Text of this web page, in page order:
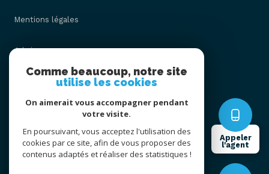
Appeler
l'agent
Mentions légales
Admin
Nos honoraires
Cookies
Comme beaucoup, notre site
utilise les cookies
On aimerait vous accompagner pendant
votre visite.
En poursuivant, vous acceptez l'utilisation des
cookies par ce site, afin de vous proposer des
contenus adaptés et réaliser des statistiques !